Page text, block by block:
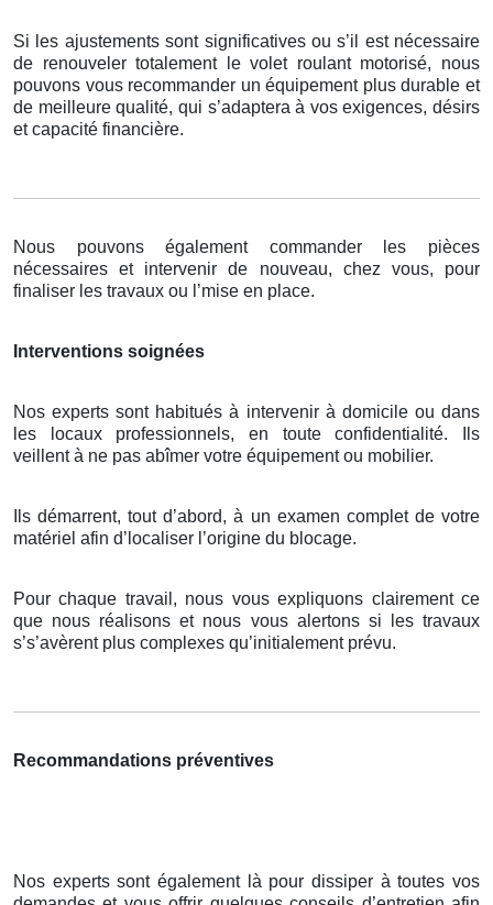
Si les ajustements sont significatives ou s’il est nécessaire
de renouveler totalement le volet roulant motorisé, nous
pouvons vous recommander un équipement plus durable et
de meilleure qualité, qui s’adaptera à vos exigences, désirs
et capacité financière.
Nous pouvons également commander les pièces
nécessaires et intervenir de nouveau, chez vous, pour
finaliser les travaux ou l’mise en place.
Interventions soignées
Nos experts sont habitués à intervenir à domicile ou dans
les locaux professionnels, en toute confidentialité. Ils
veillent à ne pas abîmer votre équipement ou mobilier.
Ils démarrent, tout d’abord, à un examen complet de votre
matériel afin d’localiser l’origine du blocage.
Pour chaque travail, nous vous expliquons clairement ce
que nous réalisons et nous vous alertons si les travaux
s’s’avèrent plus complexes qu’initialement prévu.
Recommandations préventives
Nos experts sont également là pour dissiper à toutes vos